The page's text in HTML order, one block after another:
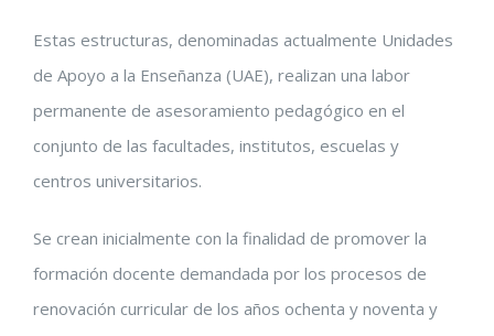
Estas estructuras, denominadas actualmente Unidades
de Apoyo a la Enseñanza (UAE), realizan una labor
permanente de asesoramiento pedagógico en el
conjunto de las facultades, institutos, escuelas y
centros universitarios.
Se crean inicialmente con la finalidad de promover la
formación docente demandada por los procesos de
renovación curricular de los años ochenta y noventa y